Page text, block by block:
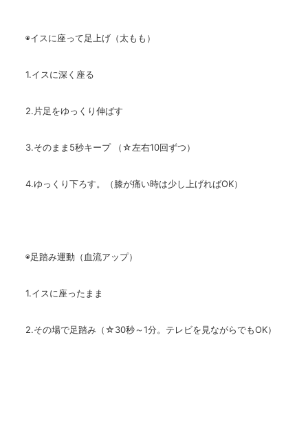
◉イスに座って足上げ（太もも）
1.イスに深く座る
2.片足をゆっくり伸ばす
3.そのまま5秒キープ （☆左右10回ずつ）
4.ゆっくり下ろす。（膝が痛い時は少し上げればOK）
◉足踏み運動（血流アップ）
1.イスに座ったまま
2.その場で足踏み（☆30秒～1分。テレビを見ながらでもOK）